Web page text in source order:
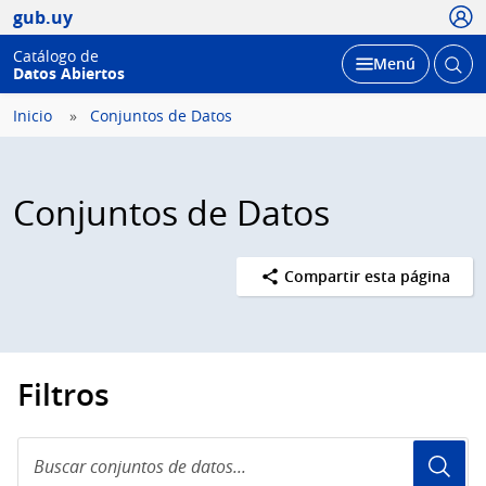
gub.uy
Catálogo de
Datos Abiertos
Desplegar
Menú Abrir
Inicio Conjuntos de Datos
Conjuntos de Datos
Compartir esta página
Filtros
conjuntos